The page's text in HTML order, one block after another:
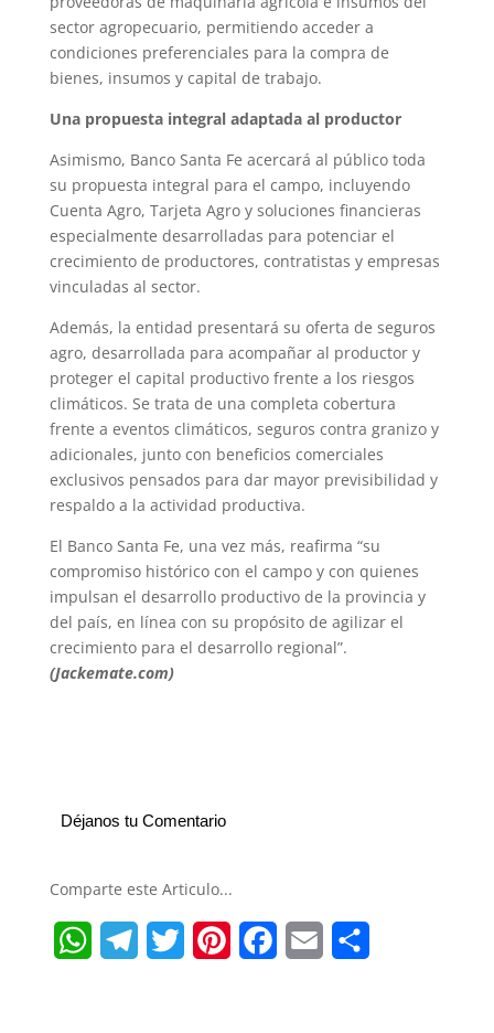
sector agropecuario, permitiendo acceder a
condiciones preferenciales para la compra de
bienes, insumos y capital de trabajo.
Una propuesta integral adaptada al productor
Asimismo, Banco Santa Fe acercará al público toda
su propuesta integral para el campo, incluyendo
Cuenta Agro, Tarjeta Agro y soluciones financieras
especialmente desarrolladas para potenciar el
crecimiento de productores, contratistas y empresas
vinculadas al sector.
Además, la entidad presentará su oferta de seguros
agro, desarrollada para acompañar al productor y
proteger el capital productivo frente a los riesgos
climáticos. Se trata de una completa cobertura
frente a eventos climáticos, seguros contra granizo y
adicionales, junto con beneficios comerciales
exclusivos pensados para dar mayor previsibilidad y
respaldo a la actividad productiva.
El Banco Santa Fe, una vez más, reafirma “su
compromiso histórico con el campo y con quienes
impulsan el desarrollo productivo de la provincia y
del país, en línea con su propósito de agilizar el
crecimiento para el desarrollo regional”.
(Jackemate.com)
Déjanos tu Comentario
Comparte este Articulo...